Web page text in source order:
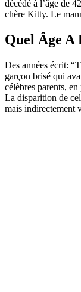
décédé à l’âge de
chère Kitty. Le
Quel Âge A
Des années écrit:
garçon brisé qui
célèbres parents,
La disparition de
mais indirectement